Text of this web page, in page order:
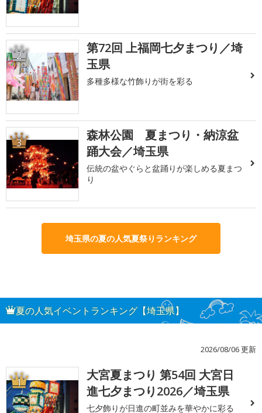
2
第72回 上福岡七夕まつり／埼
玉県
多種多様な竹飾りが街を彩る
3
森林公園 夏まつり・納涼盆
踊大会／埼玉県
伝統の盆やぐらと盆踊りが楽しめる夏まつ
り
埼玉県の夏の人気夏祭りランキング
夏の人気イベントランキング【埼玉県】
2026/08/06 更新
1
大宮夏まつり 第54回 大宮日
進七夕まつり2026／埼玉県
七夕飾りが日進の町並みを華やかに彩る